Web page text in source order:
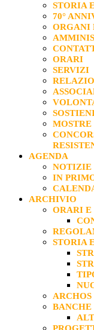
STORIA
70°
ORGANI
ORARI
SERVIZI
MOSTRE
AGENDA
NOTIZIE
IN
ARCHIVIO
ORARI E
STORIA
ARCHOS
BANCHE